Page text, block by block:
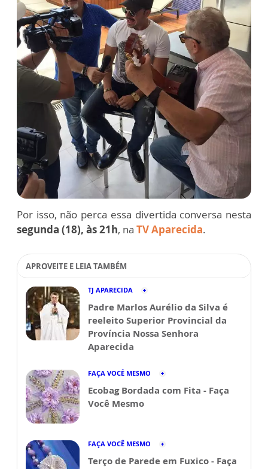
Por isso, não perca essa divertida conversa nesta
segunda (18), às 21h, na TV Aparecida.
APROVEITE E LEIA TAMBÉM
TJ APARECIDA
Padre Marlos Aurélio da Silva é
reeleito Superior Provincial da
Província Nossa Senhora
Aparecida
FAÇA VOCÊ MESMO
Ecobag Bordada com Fita - Faça
Você Mesmo
FAÇA VOCÊ MESMO
Terço de Parede em Fuxico - Faça